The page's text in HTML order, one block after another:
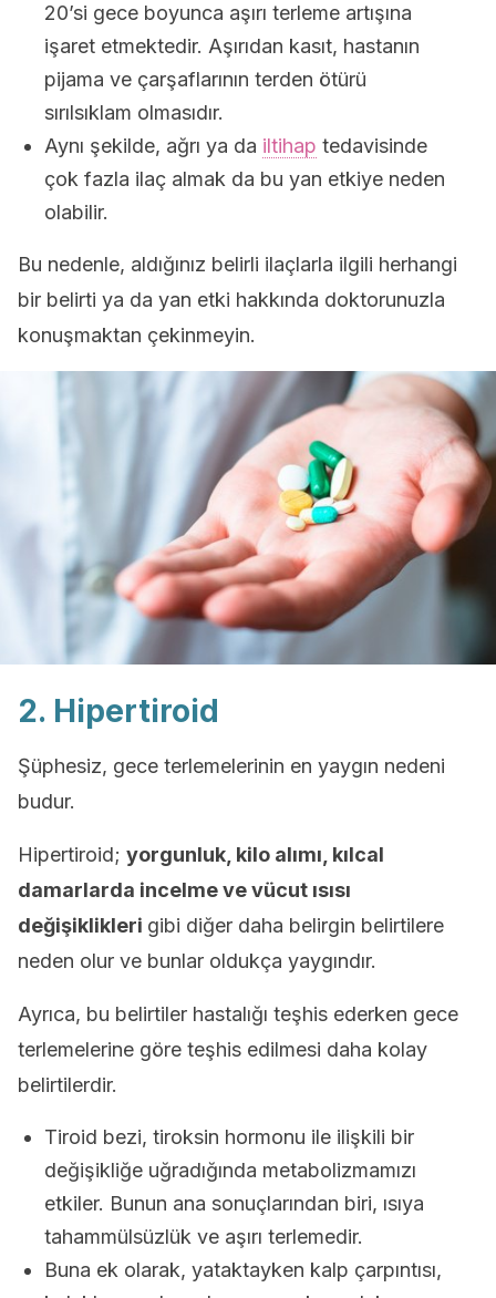
20’si gece boyunca aşırı terleme artışına
işaret etmektedir. Aşırıdan kasıt, hastanın
pijama ve çarşaflarının terden ötürü
sırılsıklam olmasıdır.
Aynı şekilde, ağrı ya da iltihap tedavisinde
çok fazla ilaç almak da bu yan etkiye neden
olabilir.
Bu nedenle, aldığınız belirli ilaçlarla ilgili herhangi
bir belirti ya da yan etki hakkında doktorunuzla
konuşmaktan çekinmeyin.
2. Hipertiroid
Şüphesiz, gece terlemelerinin en yaygın nedeni
budur.
Hipertiroid; yorgunluk, kilo alımı, kılcal
damarlarda incelme ve vücut ısısı
değişiklikleri gibi diğer daha belirgin belirtilere
neden olur ve bunlar oldukça yaygındır.
Ayrıca, bu belirtiler hastalığı teşhis ederken gece
terlemelerine göre teşhis edilmesi daha kolay
belirtilerdir.
Tiroid bezi, tiroksin hormonu ile ilişkili bir
değişikliğe uğradığında metabolizmamızı
etkiler. Bunun ana sonuçlarından biri, ısıya
tahammülsüzlük ve aşırı terlemedir.
Buna ek olarak, yataktayken kalp çarpıntısı,